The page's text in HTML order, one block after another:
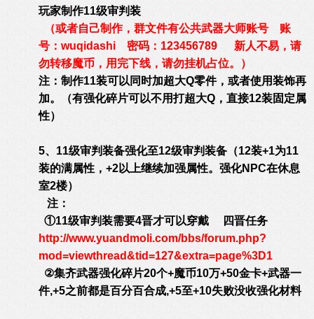
玩家制作11级审判装
（或者自己制作，群文件有公共武器大师账号 账
号：wuqidashi 密码：123456789 新人不易，请
勿转移魔币，用完下线，请勿挂机占位。）
注：制作11装可以同时加超大Q零件，或者使用装饰再
加。（有强化碎片可以不用打超大Q，直接12装固定属
性）
5、11级审判装备强化至12级审判装备（12装+1为11
装的满属性，+2以上继续加强属性。强化NPC在休息
室2楼）
注：
①11级审判装需要4晋才可以穿戴 四晋任务
http://www.yuandmoli.com/bbs/forum.php?
mod=viewthread&tid=127&extra=page%3D1
②集齐武器强化碎片20个+魔币10万+50金卡+武器一
件,+5之前都是百分百合成,+5至+10失败没收强化材料